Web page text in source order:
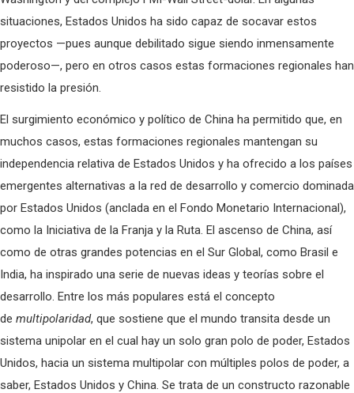
situaciones, Estados Unidos ha sido capaz de socavar estos
proyectos —pues aunque debilitado sigue siendo inmensamente
poderoso—, pero en otros casos estas formaciones regionales han
resistido la presión.
El surgimiento económico y político de China ha permitido que, en
muchos casos, estas formaciones regionales mantengan su
independencia relativa de Estados Unidos y ha ofrecido a los países
emergentes alternativas a la red de desarrollo y comercio dominada
por Estados Unidos (anclada en el Fondo Monetario Internacional),
como la Iniciativa de la Franja y la Ruta. El ascenso de China, así
como de otras grandes potencias en el Sur Global, como Brasil e
India, ha inspirado una serie de nuevas ideas y teorías sobre el
desarrollo. Entre los más populares está el concepto
de multipolaridad, que sostiene que el mundo transita desde un
sistema unipolar en el cual hay un solo gran polo de poder, Estados
Unidos, hacia un sistema multipolar con múltiples polos de poder, a
saber, Estados Unidos y China. Se trata de un constructo razonable